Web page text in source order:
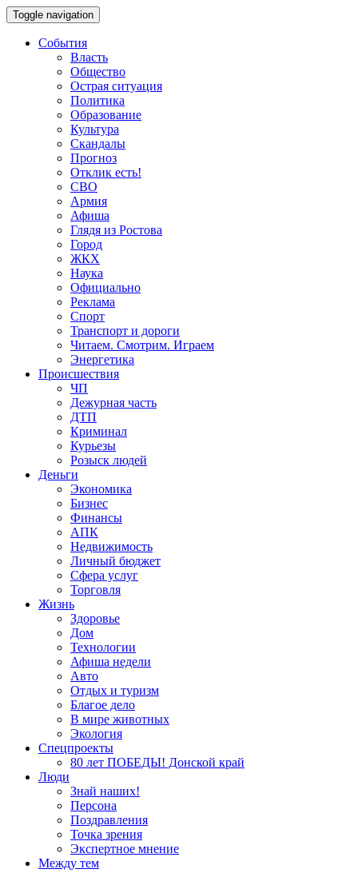
Toggle navigation
События
Власть
Общество
Острая ситуация
Политика
Образование
Культура
Скандалы
Прогноз
Отклик есть!
СВО
Армия
Афиша
Глядя из Ростова
Город
ЖКХ
Наука
Официально
Реклама
Спорт
Транспорт и дороги
Читаем. Смотрим. Играем
Энергетика
Происшествия
ЧП
Дежурная часть
ДТП
Криминал
Курьезы
Розыск людей
Деньги
Экономика
Бизнес
Финансы
АПК
Недвижимость
Личный бюджет
Сфера услуг
Торговля
Жизнь
Здоровье
Дом
Технологии
Афиша недели
Авто
Отдых и туризм
Благое дело
В мире животных
Экология
Спецпроекты
80 лет ПОБЕДЫ! Донской край
Люди
Знай наших!
Персона
Поздравления
Точка зрения
Экспертное мнение
Между тем